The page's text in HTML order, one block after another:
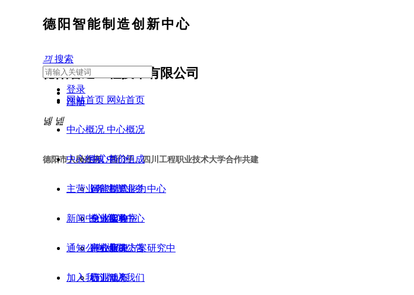
德阳智能制造创新中心
德阳智造工程技术有限公司
끠 搜索
登录
注册
德阳市人民政府、西门子、四川工程职业技术大学合作共建
网站首页 网站首页
中心概况 中心概况
中心简介
运营模式
总体架构
中心组成 中心组成
智能制造能力中心
专业实验室
行业解决方案研究中
心
主营业务 主营业务
企业服务
高校服务
培训服务
新闻中心 新闻中心
中心新闻
行业动态
通知公告 通知公告
加入我们 加入我们
넳 넲